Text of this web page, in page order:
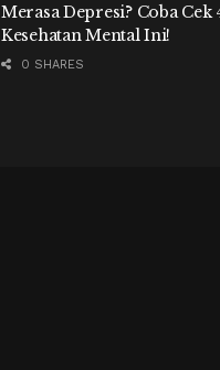
Merasa Depresi? Coba Cek
Kesehatan Mental Ini!
0 SHARES